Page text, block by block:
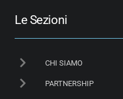
Le Sezioni
CHI SIAMO
PARTNERSHIP